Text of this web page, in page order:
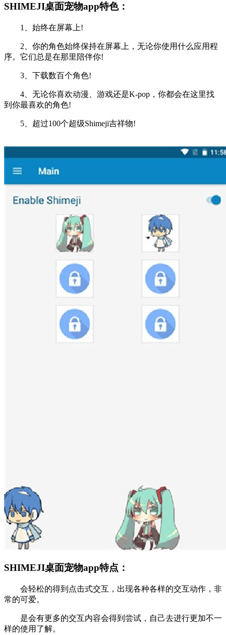
SHIMEJI桌面宠物app特色：
1、始终在屏幕上!
2、你的角色始终保持在屏幕上，无论你使用什么应用程
序。它们总是在那里陪伴你!
3、下载数百个角色!
4、无论你喜欢动漫、游戏还是K-pop，你都会在这里找
到你最喜欢的角色!
5、超过100个超级Shimeji吉祥物!
SHIMEJI桌面宠物app特点：
会轻松的得到点击式交互，出现各种各样的交互动作，非
常的可爱。
是会有更多的交互内容会得到尝试，自己去进行更加不一
样的使用了解。